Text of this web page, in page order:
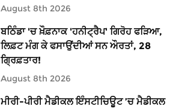
August 8th 2026
ਬਠਿੰਡਾ 'ਚ ਖ਼ੌਫ਼ਨਾਕ 'ਹਨੀਟ੍ਰੈਪ' ਗਿਰੋਹ ਫੜਿਆ,
ਲਿਫ਼ਟ ਮੰਗ ਕੇ ਫਸਾਉਂਦੀਆਂ ਸਨ ਔਰਤਾਂ, 28
ਗ੍ਰਿਫ਼ਤਾਰ!
August 8th 2026
ਮੀਰੀ-ਪੀਰੀ ਮੈਡੀਕਲ ਇੰਸਟੀਚਿਊਟ ’ਚ ਮੈਡੀਕਲ